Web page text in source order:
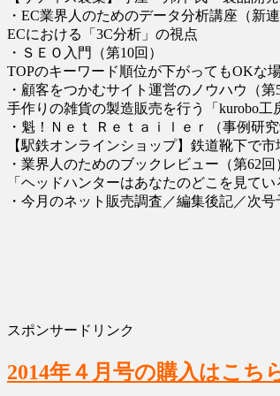
・EC業界人のためのデータ分析講座（新連
ECにおける「3C分析」の視点
・ＳＥＯ入門（第10回）
TOPのキーワード順位が下がってもOKな
・顧客をつかむサイト運営のノウハウ（第
手作りの雑貨の製造販売を行う「kurobo工
・魁！Ｎｅｔ Ｒｅｔａｉｌｅｒ（事例研究
【駅鉄オンラインショップ】鉄道靴下で市
・業界人のためのブックレビュー（第62回
「ヘッドハンターはあなたのどこを見て
・今月のネット販売調査／編集後記／次号
スポンサードリンク
2014年４月号の購入はこち